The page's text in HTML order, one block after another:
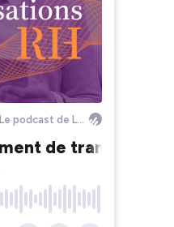
CONVERSATIONS RH - Le podcast de LHH
de transition :